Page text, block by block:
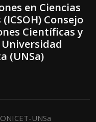
en Ciencias
Consejo
Científicas y
Universidad
(UNSa)
UNSa